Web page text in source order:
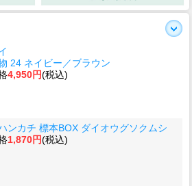
24 ネイビー／ブラウン
4,950円(税込)
ンカチ 標本BOX ダイオウグソクムシ
1,870円(税込)